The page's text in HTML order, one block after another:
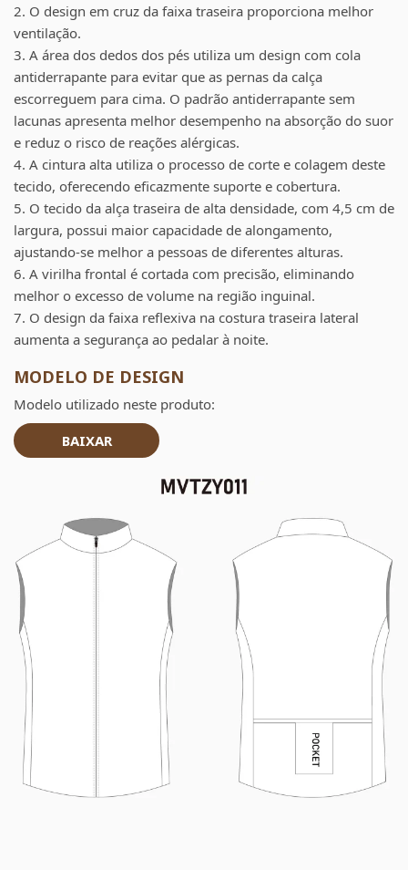
2. O design em cruz da faixa traseira proporciona melhor
ventilação.
3. A área dos dedos dos pés utiliza um design com cola
antiderrapante para evitar que as pernas da calça
escorreguem para cima. O padrão antiderrapante sem
lacunas apresenta melhor desempenho na absorção do suor
e reduz o risco de reações alérgicas.
4. A cintura alta utiliza o processo de corte e colagem deste
tecido, oferecendo eficazmente suporte e cobertura.
5. O tecido da alça traseira de alta densidade, com 4,5 cm de
largura, possui maior capacidade de alongamento,
ajustando-se melhor a pessoas de diferentes alturas.
6. A virilha frontal é cortada com precisão, eliminando
melhor o excesso de volume na região inguinal.
7. O design da faixa reflexiva na costura traseira lateral
aumenta a segurança ao pedalar à noite.
MODELO DE DESIGN
Modelo utilizado neste produto:
BAIXAR